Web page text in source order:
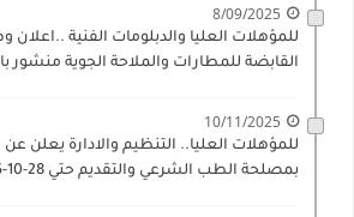
8/09/2025
للمؤهلات العليا والدبلومات الفنية
القابضة للمطارات والملاحة الجوية منشور بالأهرام
10/11/2025
للمؤهلات العليا.. التنظيم والادارة يعلن
بمصلحة الطب الشرعي والتقديم حتي 28-10-2025